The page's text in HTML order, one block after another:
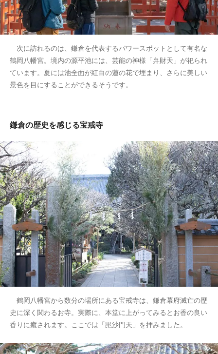
次に訪れるのは、鎌倉を代表するパワースポットとして有名な
鶴岡八幡宮。境内の源平池には、芸能の神様「弁財天」が祀られ
ています。夏には池全面が紅白の蓮の花で埋まり、さらに美しい
景色を目にすることができるそうです。
鎌倉の歴史を感じる宝戒寺
鶴岡八幡宮から数分の場所にある宝戒寺は、鎌倉幕府滅亡の歴
史に深く関わるお寺。実際に、本堂に上がってみるとお香の良い
香りに癒されます。ここでは「毘沙門天」を拝みました。